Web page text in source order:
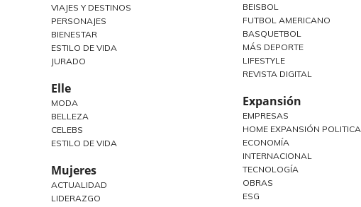
VIAJES Y DESTINOS
PERSONAJES
BIENESTAR
ESTILO DE VIDA
JURADO
Elle
MODA
BELLEZA
CELEBS
ESTILO DE VIDA
Mujeres
ACTUALIDAD
LIDERAZGO
BEISBOL
FUTBOL AMERICANO
BASQUETBOL
MÁS DEPORTE
LIFESTYLE
REVISTA DIGITAL
Expansión
EMPRESAS
HOME EXPANSIÓN POLITICA
ECONOMÍA
INTERNACIONAL
TECNOLOGÍA
OBRAS
ESG